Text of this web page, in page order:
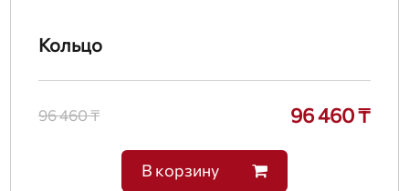
Кольцо
96 460 ₸ 96 460 ₸
В корзину